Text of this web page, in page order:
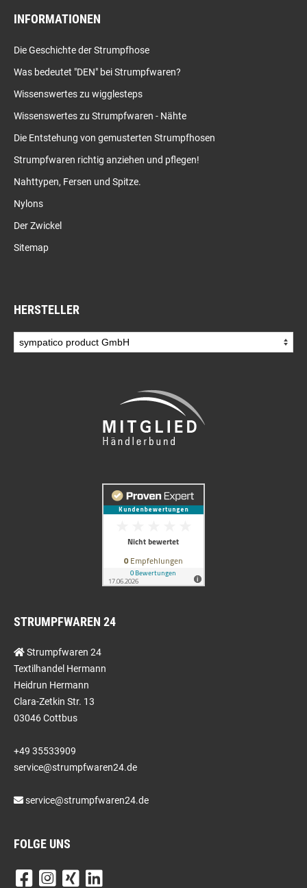
INFORMATIONEN
Die Geschichte der Strumpfhose
Was bedeutet "DEN" bei Strumpfwaren?
Wissenswertes zu wigglesteps
Wissenswertes zu Strumpfwaren - Nähte
Die Entstehung von gemusterten Strumpfhosen
Strumpfwaren richtig anziehen und pflegen!
Nahttypen, Fersen und Spitze.
Nylons
Der Zwickel
Sitemap
HERSTELLER
STRUMPFWAREN 24
Strumpfwaren 24
Textilhandel Hermann
Heidrun Hermann
Clara-Zetkin Str. 13
03046 Cottbus
+49 35533909
service@strumpfwaren24.de
service@strumpfwaren24.de
FOLGE UNS